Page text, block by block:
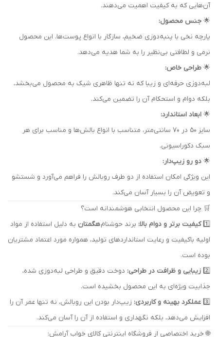
آن‌هایی که به کیفیت اهمیت می‌دهند.
🌟 جنس محصول:
پارچه نخی با پنبه‌دوزی ضخیم، سازگار با انواع پوست‌ها. این محصول
نرمی و لطافتی بی‌نظیر را به شما هدیه می‌دهد.
🌟 طراحی خاص:
لبه‌دوزی حرفه‌ای و زیبا که نه تنها ظاهری شیک به محصول می‌بخشد،
بلکه دوام و استحکام آن را تضمین می‌کند.
🌟 ابعاد استاندارد:
سایز 50 در 70 سانتی‌متر، متناسب با انواع بالش‌ها و مناسب برای هر
سبک دکوراسیونی.
🌟 دو رو زیپ‌دار:
این ویژگی امکان استفاده از دو طرف روبالش را فراهم می‌آورد و شستشو
و تعویض آن را بسیار آسان می‌کند.
🛒 چرا این محصول انتخابی هوشمندانه است؟
1️⃣ کیفیت برتر و دوام بالا: برند حوشنامهگمتان به دلیل استفاده از مواد
اولیه باکیفیت و رعایت استانداردهای تولید، همواره مورد اعتماد مشتریان
بوده است.
2️⃣ زیبایی و ظرافت در طراحی: دوخت دقیق و طراحی لبه‌دوزی شده،
جذابیت ویژه‌ای به این محصول بخشیده است.
3️⃣ عملکرد بهینه و کاربردی: زیپ‌دار بودن این روبالش، نه تنها عمر آن را
افزایش می‌دهد، بلکه نگهداری و استفاده از آن را آسان می‌کند.
🌐 خرید اختصاصی از فروشگاه اینترنتی کالای خواب آرامش: